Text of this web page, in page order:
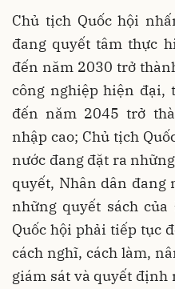
Chủ tịch Quốc hội
đang quyết tâm thực
đến năm 2030 trở
công nghiệp hiện đại,
đến năm 2045 trở
nhập cao; Chủ tịch
nước đang đặt ra
quyết, Nhân dân đang
những quyết sách
Quốc hội phải tiếp tục
cách nghĩ, cách làm,
giám sát và quyết